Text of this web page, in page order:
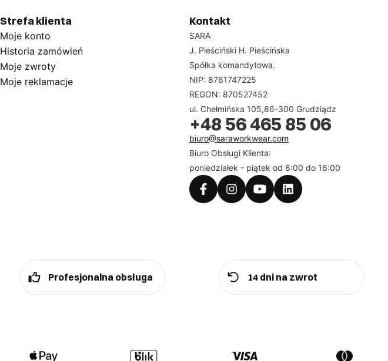
Strefa klienta
Moje konto
Historia zamówień
Moje zwroty
Moje reklamacje
Kontakt
SARA
J. Pieściński H. Pieścińska
Spółka komandytowa.
NIP: 8761747225
REGON: 870527452
ul. Chełmińska 105,86-300 Grudziądz
+48 56 465 85 06
biuro@saraworkwear.com
Biuro Obsługi Klienta:
poniedziałek - piątek od 8:00 do 16:00
Profesjonalna obsługa 14 dni na zwrot